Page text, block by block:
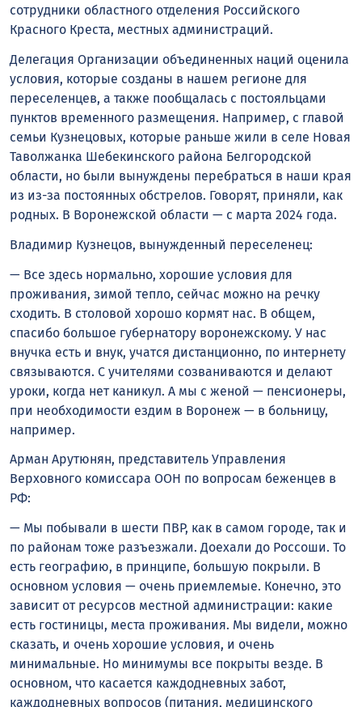
сотрудники областного отделения Российского
Красного Креста, местных администраций.
Делегация Организации объединенных наций оценила
условия, которые созданы в нашем регионе для
переселенцев, а также пообщалась с постояльцами
пунктов временного размещения. Например, с главой
семьи Кузнецовых, которые раньше жили в селе Новая
Таволжанка Шебекинского района Белгородской
области, но были вынуждены перебраться в наши края
из из-за постоянных обстрелов. Говорят, приняли, как
родных. В Воронежской области — с марта 2024 года.
Владимир Кузнецов, вынужденный переселенец:
— Все здесь нормально, хорошие условия для
проживания, зимой тепло, сейчас можно на речку
сходить. В столовой хорошо кормят нас. В общем,
спасибо большое губернатору воронежскому. У нас
внучка есть и внук, учатся дистанционно, по интернету
связываются. С учителями созваниваются и делают
уроки, когда нет каникул. А мы с женой — пенсионеры,
при необходимости ездим в Воронеж — в больницу,
например.
Арман Арутюнян, представитель Управления
Верховного комиссара ООН по вопросам беженцев в
РФ:
— Мы побывали в шести ПВР, как в самом городе, так и
по районам тоже разъезжали. Доехали до Россоши. То
есть географию, в принципе, большую покрыли. В
основном условия — очень приемлемые. Конечно, это
зависит от ресурсов местной администрации: какие
есть гостиницы, места проживания. Мы видели, можно
сказать, и очень хорошие условия, и очень
минимальные. Но минимумы все покрыты везде. В
основном, что касается каждодневных забот,
каждодневных вопросов (питания, медицинского